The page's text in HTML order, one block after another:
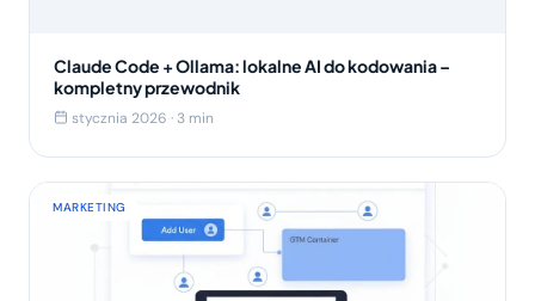
Claude Code + Ollama: lokalne AI do kodowania –
kompletny przewodnik
stycznia 2026 · 3 min
MARKETING